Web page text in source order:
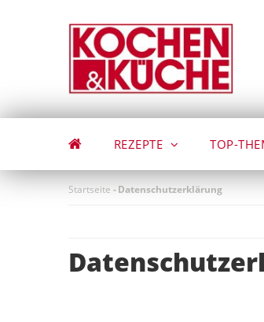
REZEPTE TOP-
Startseite -Datenschutzerklärung